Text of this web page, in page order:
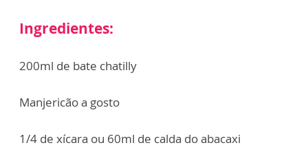
Ingredientes:
200ml de bate chatilly
Manjericão a gosto
1/4 de xícara ou 60ml de calda do abacaxi